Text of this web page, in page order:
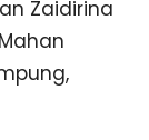
Zaidirina